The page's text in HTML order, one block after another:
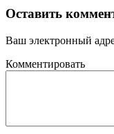
Оставить
Ваш электронный
Комментировать